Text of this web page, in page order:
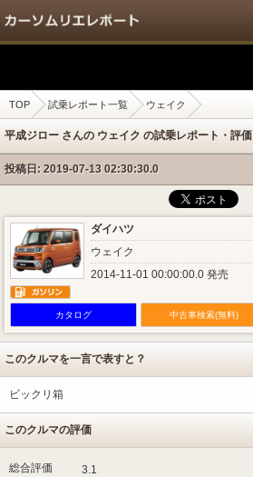
TOP 試乗レポート一覧 ウェイク
平成ジロー さんの ウェイク の試乗レポート・評価
投稿日: 2019-07-13 02:30:30.0
ダイハツ
ウェイク
2014-11-01 00:00:00.0 発売
カタログ 中古車検索(無料)
このクルマを一言で表すと？
ビックリ箱
このクルマの評価
総合評価
3.1